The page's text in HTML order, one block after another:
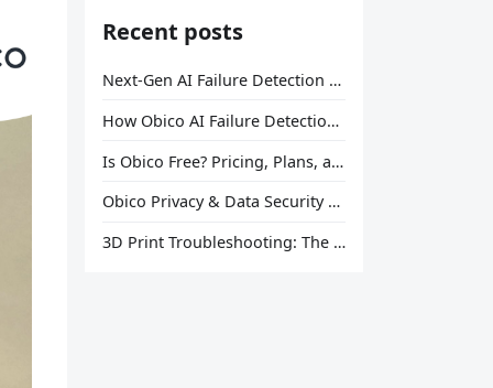
Recent posts
Next-Gen AI Failure Detection Is Here: General Release
How Obico AI Failure Detection Works
Is Obico Free? Pricing, Plans, and What You Actually Get
Obico Privacy & Data Security Explained
3D Print Troubleshooting: The Ultimate Guide to Fix Every Common Problem [2026]